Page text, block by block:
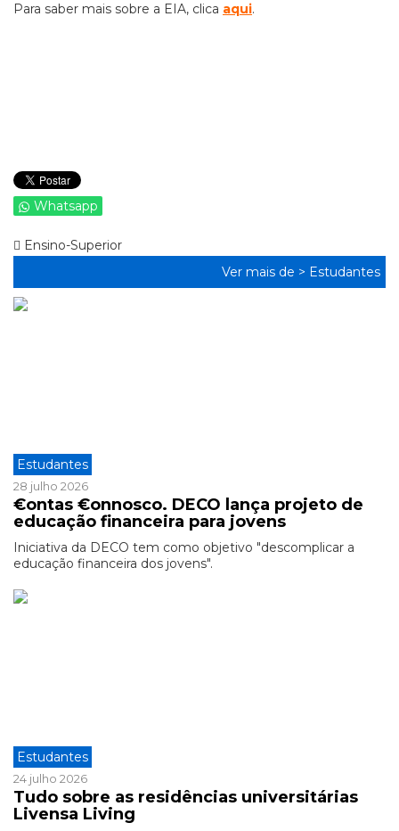
Para saber mais sobre a EIA, clica aqui.
Whatsapp
Ensino-Superior
Ver mais de > Estudantes
Estudantes
28 julho 2026
€ontas €onnosco. DECO lança projeto de
educação financeira para jovens
Iniciativa da DECO tem como objetivo "descomplicar a
educação financeira dos jovens".
Estudantes
24 julho 2026
Tudo sobre as residências universitárias
Livensa Living